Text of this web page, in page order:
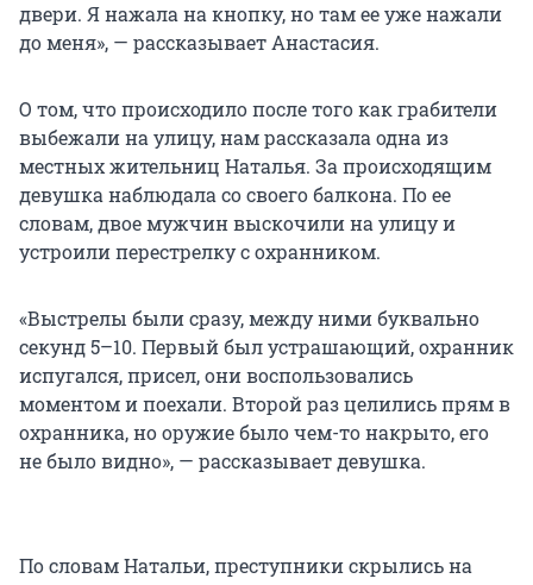
двери. Я нажала на кнопку, но там ее уже нажали
до меня», — рассказывает Анастасия.
О том, что происходило после того как грабители
выбежали на улицу, нам рассказала одна из
местных жительниц Наталья. За происходящим
девушка наблюдала со своего балкона. По ее
словам, двое мужчин выскочили на улицу и
устроили перестрелку с охранником.
«Выстрелы были сразу, между ними буквально
секунд 5–10. Первый был устрашающий, охранник
испугался, присел, они воспользовались
моментом и поехали. Второй раз целились прям в
охранника, но оружие было чем-то накрыто, его
не было видно», — рассказывает девушка.
По словам Натальи, преступники скрылись на